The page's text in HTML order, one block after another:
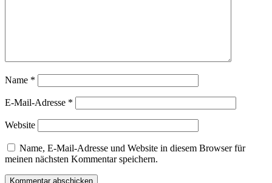
Name *
E-Mail-Adresse *
Website
Name, E-Mail-Adresse und Website in diesem Browser für
meinen nächsten Kommentar speichern.